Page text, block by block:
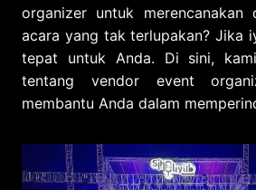
organizer untuk merencanakan
acara yang tak terlupakan? Jika
tepat untuk Anda. Di sini,
tentang vendor event
membantu Anda dalam